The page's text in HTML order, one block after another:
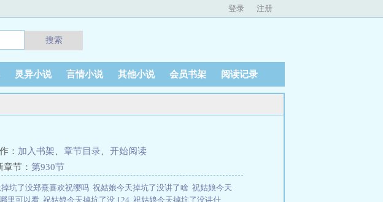
登录 注册
搜索
灵异小说 言情小说 其他小说 会员书架 阅读记录
： 加入书架 章节目录
开始阅读
章节： 第930节
坑了没郑熹喜欢祝缨吗 祝姑娘今天掉坑了没讲了啥 祝姑娘今天
里可以看 祝姑娘今天掉坑了没 124 祝姑娘今天掉坑了没讲什